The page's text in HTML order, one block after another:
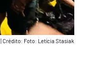
|Crédito: Foto: Letícia Stasiak